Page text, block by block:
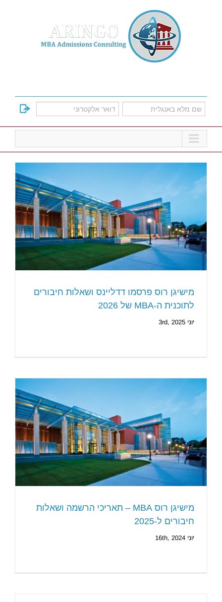
מישיגן רוס פרסמו דדליינס ושאלות חיבורים
לתוכנית ה-MBA של 2026
יוני 3rd, 2025
מישיגן רוס MBA – תאריכי הרשמה ושאלות
חיבורים ל-2025
יוני 16th, 2024